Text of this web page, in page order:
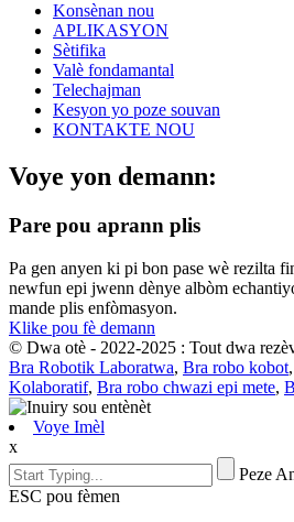
Konsènan nou
APLIKASYON
Sètifika
Valè fondamantal
Telechajman
Kesyon yo poze souvan
KONTAKTE NOU
Voye yon demann:
Pare pou aprann plis
Pa gen anyen ki pi bon pase wè rezilta
newfun epi jwenn dènye albòm
mande plis enfòmasyon.
Klike pou fè demann
© Dwa otè - 2022-2025 : Tout dwa
Bra Robotik Laboratwa, Bra robo kobot,
Kolaboratif, Bra robo chwazi epi mete,
Voye Imèl
x
Peze
ESC pou fèmen